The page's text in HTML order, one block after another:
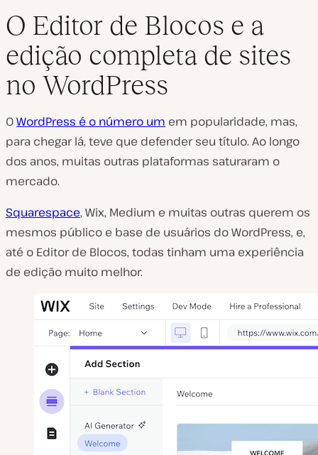
O Editor de Blocos e a
edição completa de sites
no WordPress
OWordPress é o número um em popularidade, mas,
para chegar lá, teve que defender seu título. Ao longo
dos anos, muitas outras plataformas saturaram o
mercado.
Squarespace, Wix, Medium e muitas outras querem os
mesmos público e base de usuários do WordPress, e,
até o Editor de Blocos, todas tinham uma experiência
de edição muito melhor.